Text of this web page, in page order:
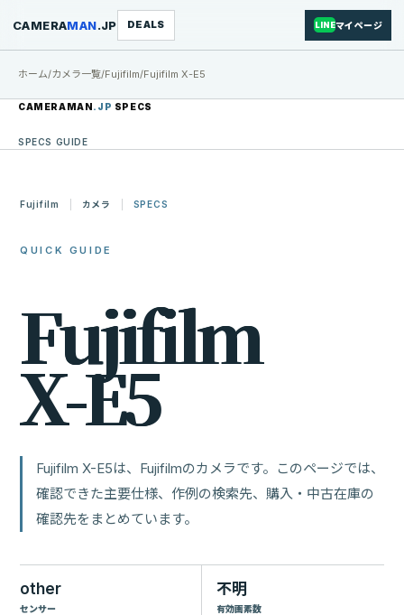
CAMERAMAN.JP DEALS LINEマイページ
ホーム/カメラ一覧/Fujifilm/Fujifilm X-E5
CAMERAMAN.JP SPECS
SPECS GUIDE
Fujifilm カメラ SPECS
QUICK GUIDE
Fujifilm
X-E5
Fujifilm X-E5は、Fujifilmのカメラです。このページでは、
確認できた主要仕様、作例の検索先、購入・中古在庫の
確認先をまとめています。
other
センサー
不明
有効画素数